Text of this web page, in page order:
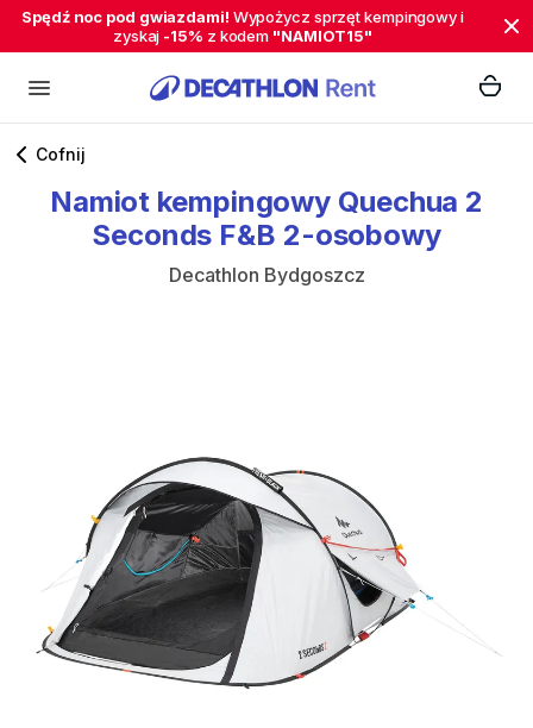
Spędź noc pod gwiazdami! Wypożycz sprzęt kempingowy i
zyskaj -15% z kodem "NAMIOT15"
Cofnij
Namiot kempingowy Quechua 2
Seconds F&B 2-osobowy
Decathlon Bydgoszcz